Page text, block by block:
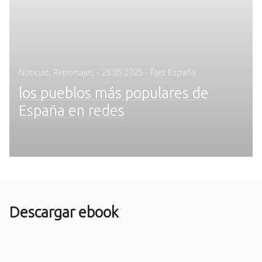
Noticias Reportajes - Posted
28.05.2025 - Fijet España
los pueblos más populares de
España en redes
Descargar ebook